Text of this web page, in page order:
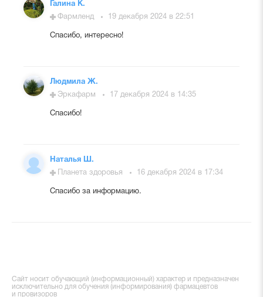
Галина К.
Фармленд
19 декабря 2024 в 22:51
Спасибо, интересно!
Людмила Ж.
Эркафарм
17 декабря 2024 в 14:35
Спасибо!
Наталья Ш.
Планета здоровья
16 декабря 2024 в 17:34
Спасибо за информацию.
Сайт носит обучающий (информационный) характер и предназначен
исключительно для обучения (информирования) фармацевтов
и провизоров